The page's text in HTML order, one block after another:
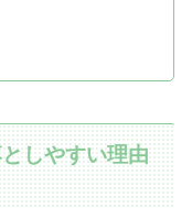
しやすい理由